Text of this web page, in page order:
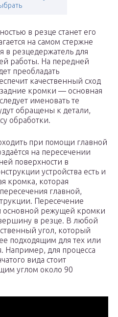
в резце станет его
на самом стержне
в резцедержатель для
работы. На передней
преобладать
качественный сход
кромки — основная
именовать те
обращены к детали,
обработки.
при помощи главной
на пересечении
поверхности в
устройства есть и
кромка, которая
главной,
Пересечение
основной режущей кромки
в резце. В любой
угол, который
подходящим для тех или
для процесса
вида стоит
углом около 90